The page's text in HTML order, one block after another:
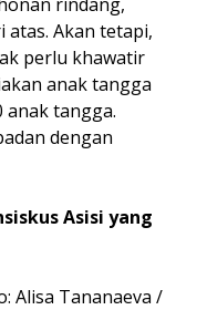
atas. Akan tetapi,
perlu khawatir
anak tangga
tangga.
dengan
Asisi yang
Alisa Tananaeva /